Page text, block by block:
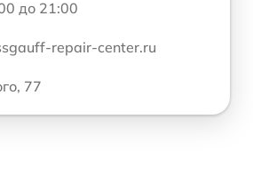
до 21:00
repair-center.ru
77